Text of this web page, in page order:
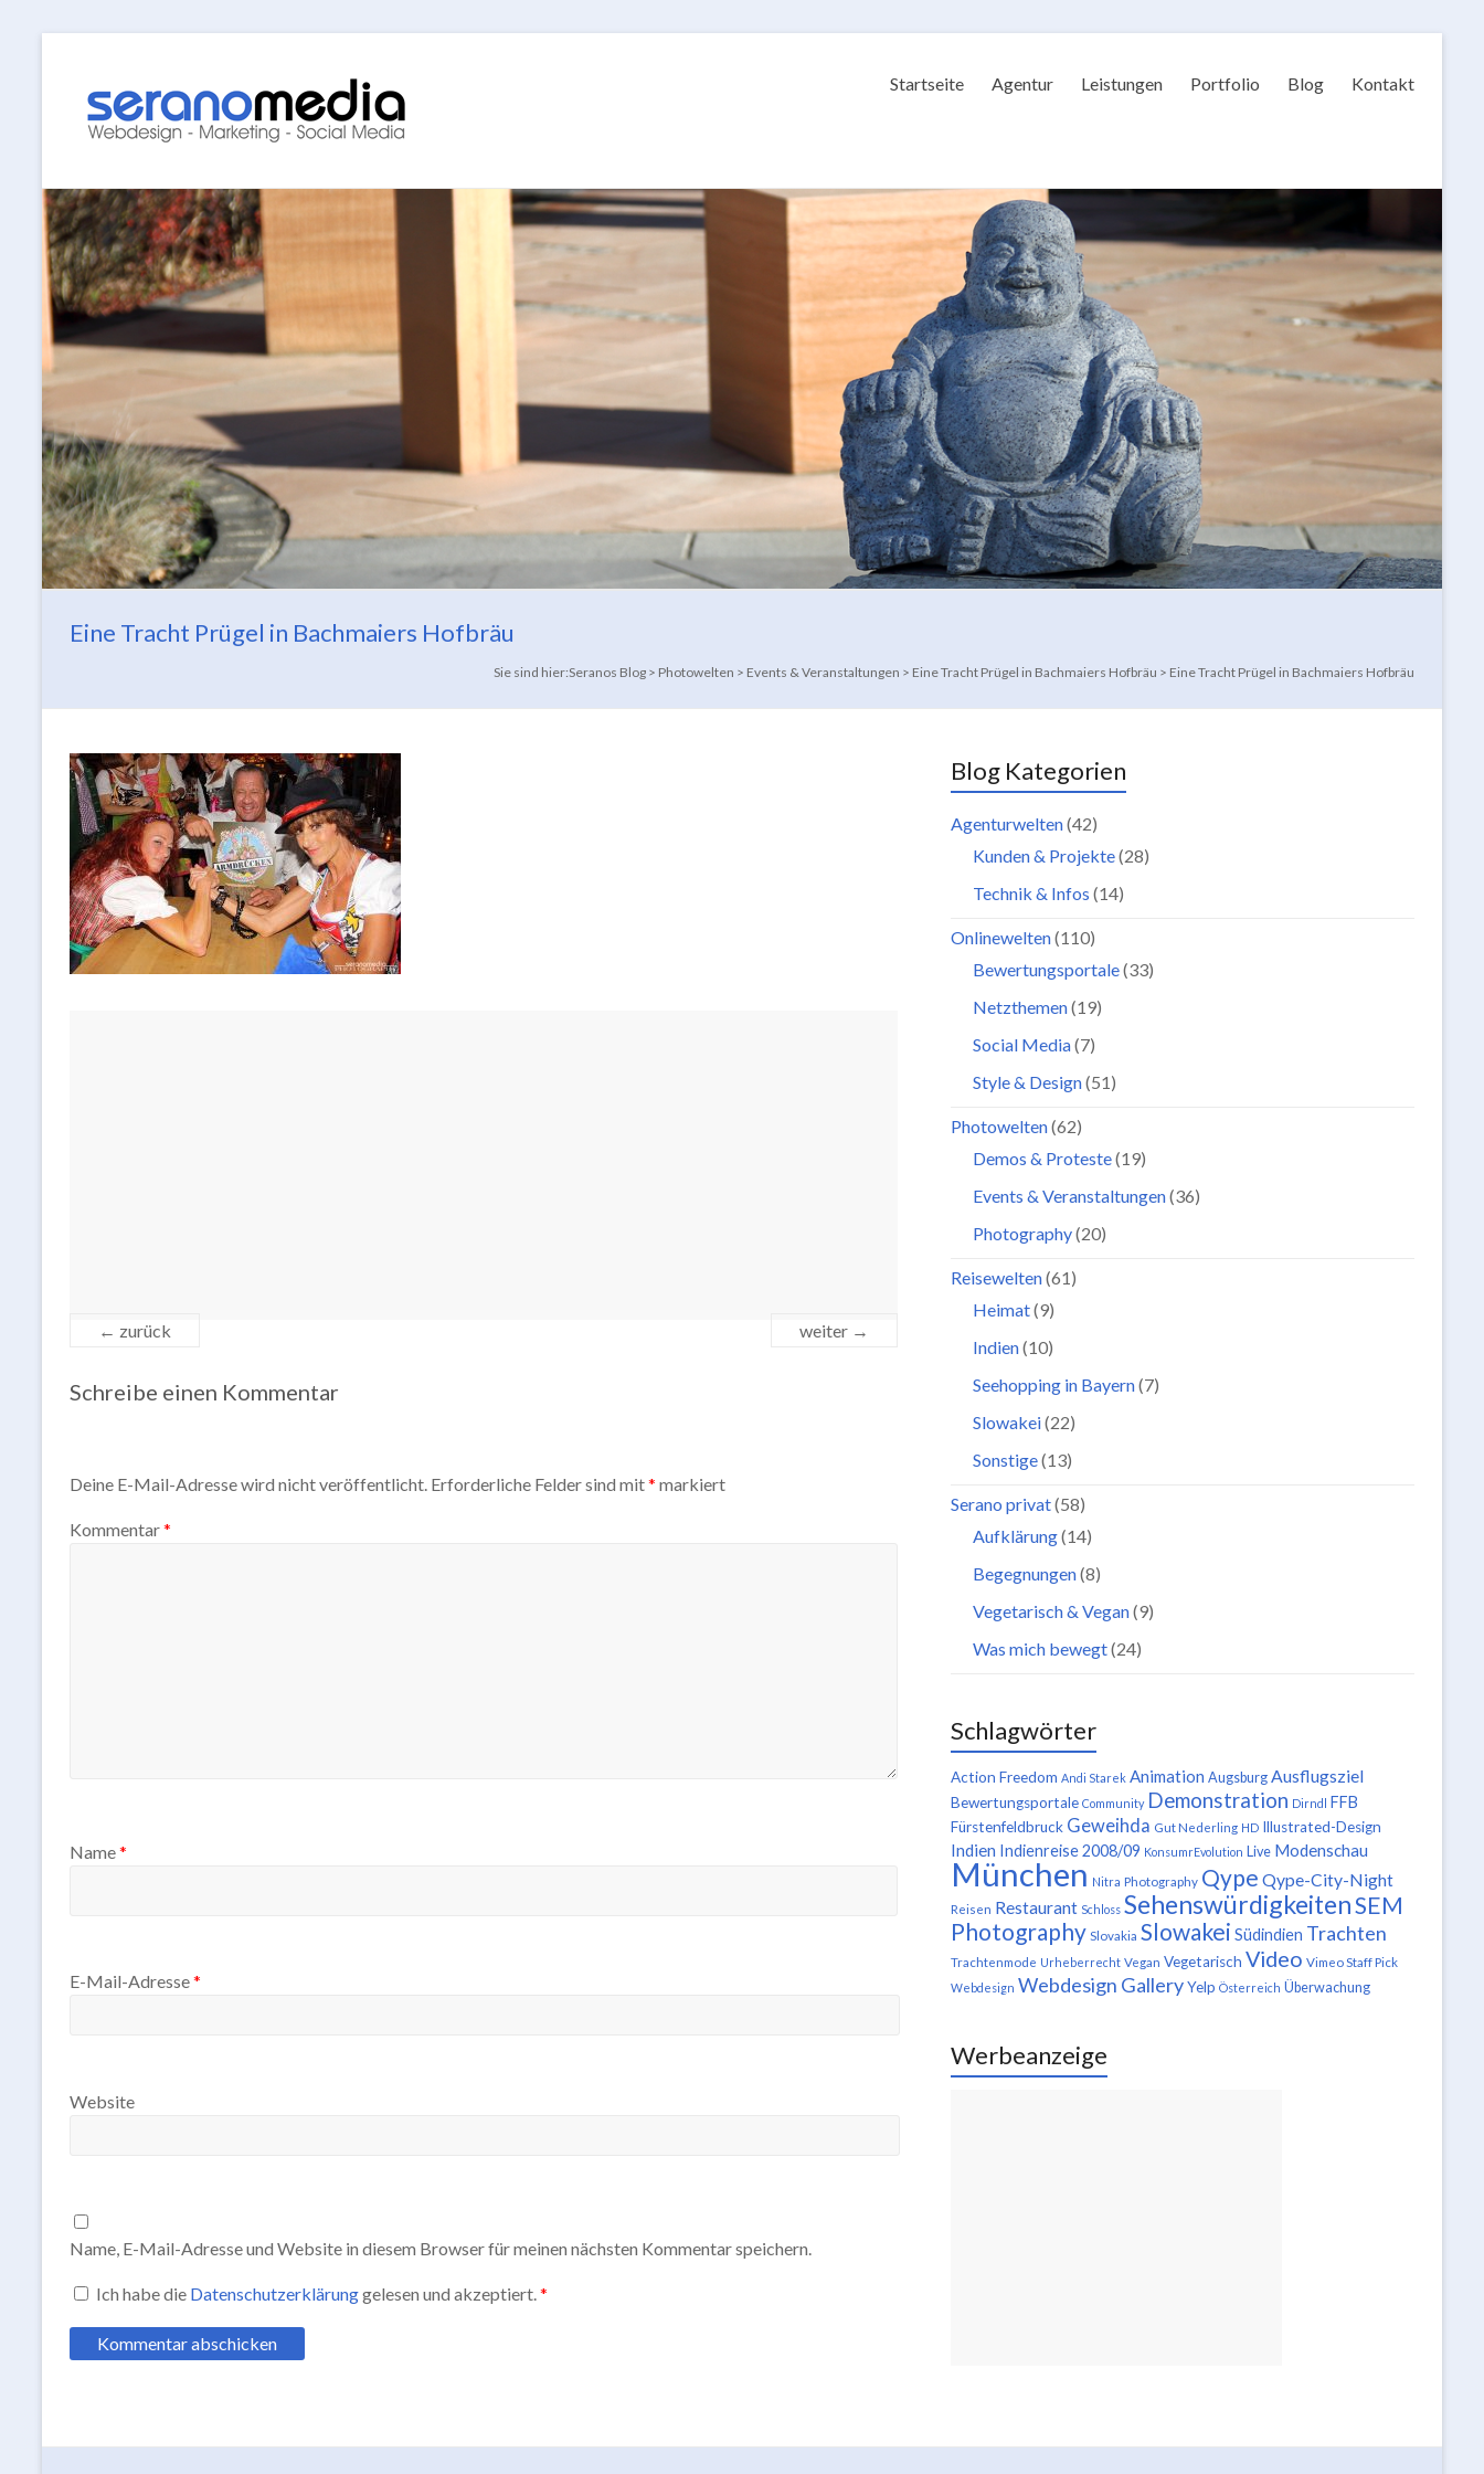
Startseite Agentur Leistungen Portfolio Blog Kontakt
Eine Tracht Prügel in Bachmaiers Hofbräu
Sie sind hier:Seranos Blog > Photowelten > Events & Veranstaltungen > Eine Tracht Prügel in Bachmaiers Hofbräu > Eine Tracht Prügel in Bachmaiers Hofbräu
← zurück weiter →
Schreibe einen Kommentar
Deine E-Mail-Adresse wird nicht veröffentlicht. Erforderliche Felder sind mit* markiert
Kommentar*
Name*
E-Mail-Adresse*
Website
Name, E-Mail-Adresse und Website in diesem Browser für meinen nächsten Kommentar speichern.
Ich habe die Datenschutzerklärunggelesen und akzeptiert.*
Blog Kategorien
Agenturwelten(42)
Kunden & Projekte(28)
Technik & Infos (14)
Onlinewelten(110)
Bewertungsportale(33)
Netzthemen(19)
Social Media(7)
Style & Design(51)
Photowelten(62)
Demos & Proteste(19)
Events & Veranstaltungen(36)
Photography(20)
Reisewelten(61)
Heimat(9)
Indien(10)
Seehopping in Bayern(7)
Slowakei(22)
Sonstige(13)
Serano privat(58)
Aufklärung(14)
Begegnungen(8)
Vegetarisch & Vegan(9)
Was mich bewegt(24)
Schlagwörter
Action Freedom Andi Starek Animation Augsburg Ausflugsziel
Bewertungsportale Community Demonstration Dirndl FFB
Fürstenfeldbruck Geweihda Gut Nederling HD Illustrated-Design
Indien Indienreise 2008/09 KonsumrEvolution Live Modenschau
München Nitra Photography Qype Qype-City-Night
Reisen Restaurant Schloss SehenswürdigkeitenSEM
Photography Slovakia Slowakei Südindien Trachten
Trachtenmode Urheberrecht Vegan Vegetarisch Video Vimeo Staff Pick
Webdesign Webdesign GalleryYelp Österreich Überwachung
Werbeanzeige